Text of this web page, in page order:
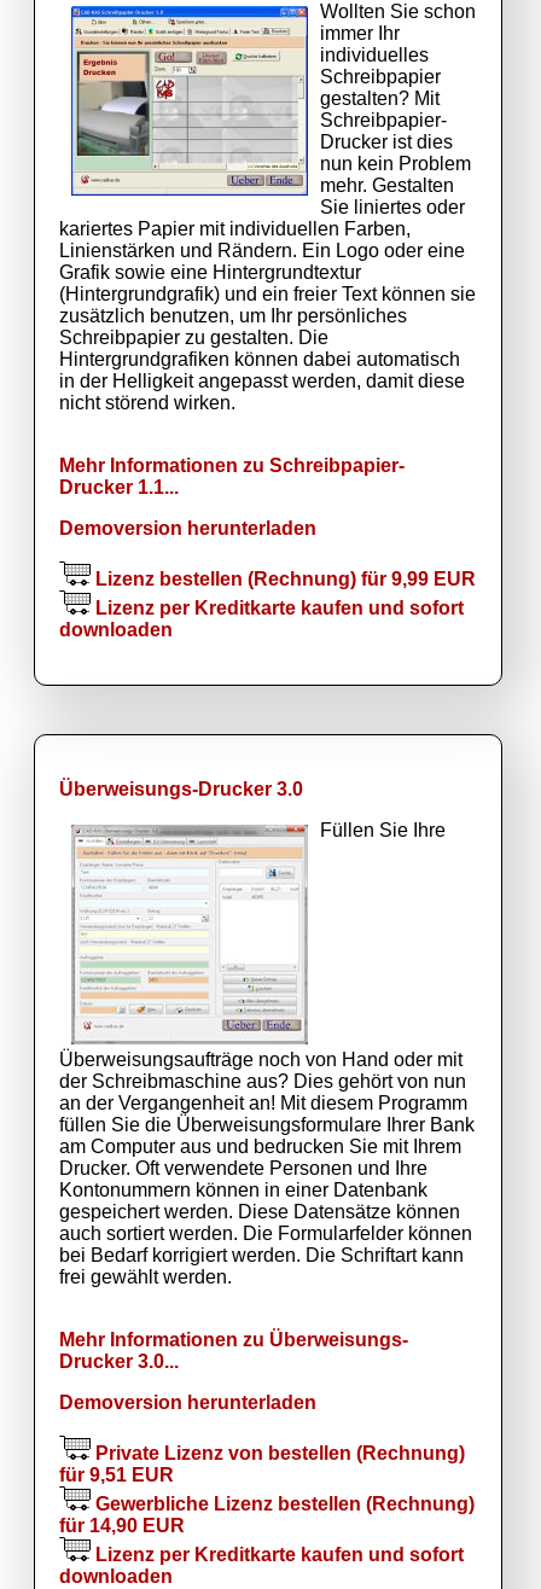
Wollten Sie schon
immer Ihr
individuelles
Schreibpapier
gestalten? Mit
Schreibpapier-
Drucker ist dies
nun kein Problem
mehr. Gestalten
Sie liniertes oder
kariertes Papier mit individuellen Farben,
Linienstärken und Rändern. Ein Logo oder eine
Grafik sowie eine Hintergrundtextur
(Hintergrundgrafik) und ein freier Text können sie
zusätzlich benutzen, um Ihr persönliches
Schreibpapier zu gestalten. Die
Hintergrundgrafiken können dabei automatisch
in der Helligkeit angepasst werden, damit diese
nicht störend wirken.
Mehr Informationen zu Schreibpapier-
Drucker 1.1...
Demoversion herunterladen
Lizenz bestellen (Rechnung) für 9,99 EUR
Lizenz per Kreditkarte kaufen und sofort
downloaden
Überweisungs-Drucker 3.0
Füllen Sie Ihre
Überweisungsaufträge noch von Hand oder mit
der Schreibmaschine aus? Dies gehört von nun
an der Vergangenheit an! Mit diesem Programm
füllen Sie die Überweisungsformulare Ihrer Bank
am Computer aus und bedrucken Sie mit Ihrem
Drucker. Oft verwendete Personen und Ihre
Kontonummern können in einer Datenbank
gespeichert werden. Diese Datensätze können
auch sortiert werden. Die Formularfelder können
bei Bedarf korrigiert werden. Die Schriftart kann
frei gewählt werden.
Mehr Informationen zu Überweisungs-
Drucker 3.0...
Demoversion herunterladen
Private Lizenz von bestellen (Rechnung)
für 9,51 EUR
Gewerbliche Lizenz bestellen (Rechnung)
für 14,90 EUR
Lizenz per Kreditkarte kaufen und sofort
downloaden